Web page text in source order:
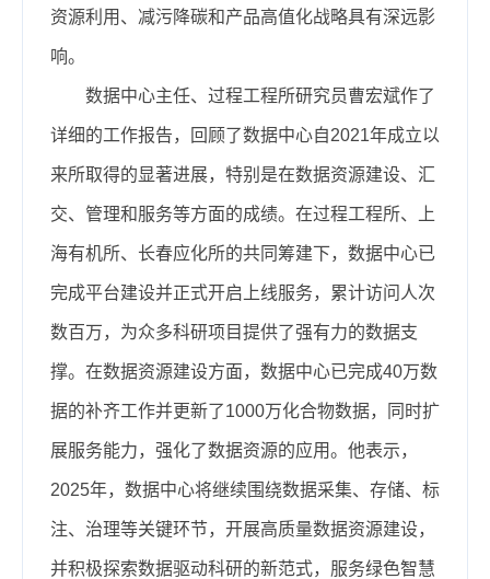
资源利用、减污降碳和产品高值化战略具有深远影
响。
数据中心主任、过程工程所研究员曹宏斌作了
详细的工作报告，回顾了数据中心自2021年成立以
来所取得的显著进展，特别是在数据资源建设、汇
交、管理和服务等方面的成绩。在过程工程所、上
海有机所、长春应化所的共同筹建下，数据中心已
完成平台建设并正式开启上线服务，累计访问人次
数百万，为众多科研项目提供了强有力的数据支
撑。在数据资源建设方面，数据中心已完成40万数
据的补齐工作并更新了1000万化合物数据，同时扩
展服务能力，强化了数据资源的应用。他表示，
2025年，数据中心将继续围绕数据采集、存储、标
注、治理等关键环节，开展高质量数据资源建设，
并积极探索数据驱动科研的新范式，服务绿色智慧